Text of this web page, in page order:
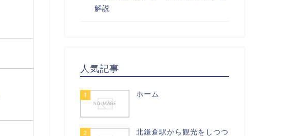
解説
人気記事
1 ホーム
2
北鎌倉駅から観光をしつつ